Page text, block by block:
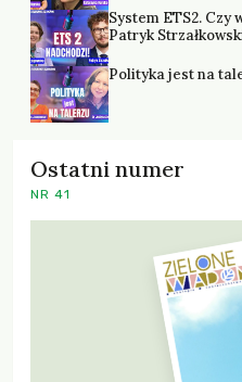
System ETS2. Czy
Patryk
Polityka jest na
Ostatni numer
NR 41